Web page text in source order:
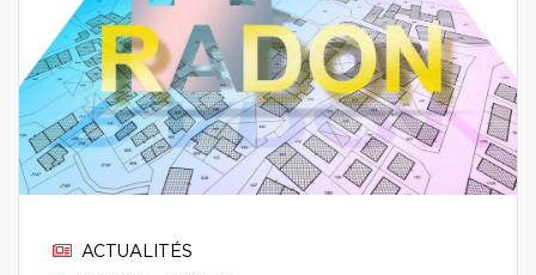
ACTUALITÉS